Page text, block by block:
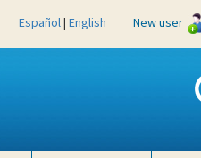
Español| English New user